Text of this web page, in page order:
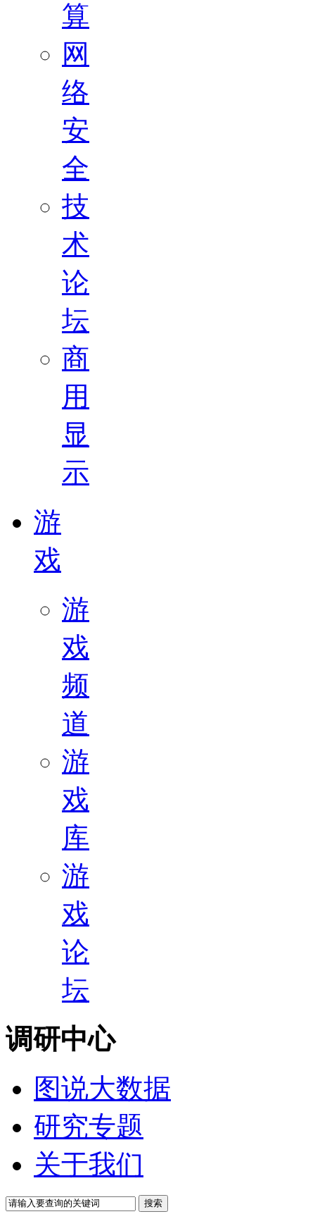
算
网
络
安
全
技
术
论
坛
商
用
显
示
游
戏
游
戏
频
道
游
戏
库
游
戏
论
坛
调研中心
图说大数据
研究专题
关于我们